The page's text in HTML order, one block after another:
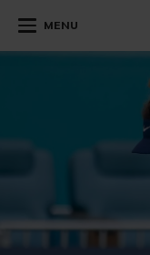
MENU